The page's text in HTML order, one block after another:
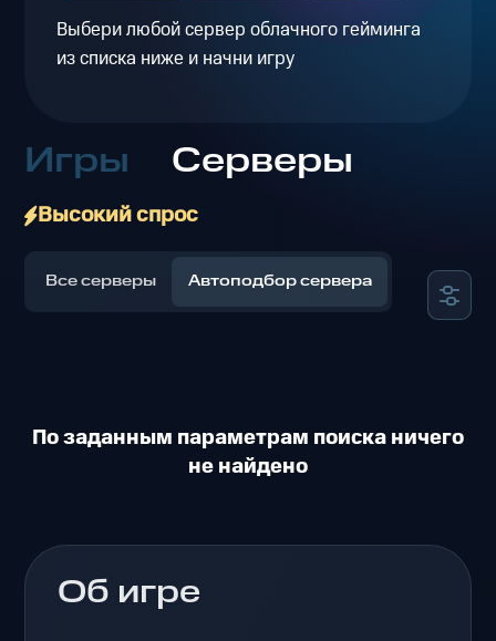
Выбери любой сервер облачного гейминга
из списка ниже и начни игру
Игры Серверы
Высокий спрос
Все серверы Автоподбор сервера
По заданным параметрам поиска ничего
не найдено
Об игре